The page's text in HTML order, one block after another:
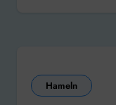
Hameln